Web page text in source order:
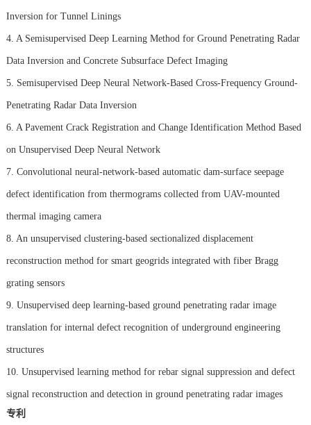
Inversion for Tunnel Linings
4. A Semisupervised Deep Learning Method for Ground Penetrating Radar
Data Inversion and Concrete Subsurface Defect Imaging
5. Semisupervised Deep Neural Network-Based Cross-Frequency Ground-
Penetrating Radar Data Inversion
6. A Pavement Crack Registration and Change Identification Method Based
on Unsupervised Deep Neural Network
7. Convolutional neural-network-based automatic dam-surface seepage
defect identification from thermograms collected from UAV-mounted
thermal imaging camera
8. An unsupervised clustering-based sectionalized displacement
reconstruction method for smart geogrids integrated with fiber Bragg
grating sensors
9. Unsupervised deep learning-based ground penetrating radar image
translation for internal defect recognition of underground engineering
structures
10. Unsupervised learning method for rebar signal suppression and defect
signal reconstruction and detection in ground penetrating radar images
专利